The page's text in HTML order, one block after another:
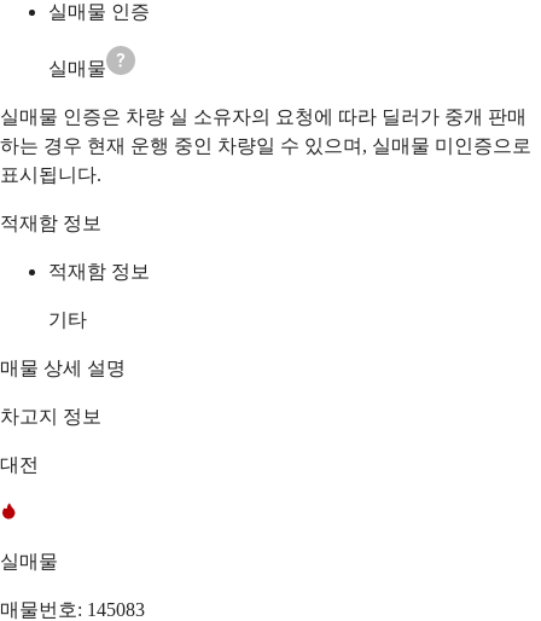
실매물 인증
실매물
실매물 인증은 차량 실 소유자의 요청에 따라 딜러가 중개 판매
하는 경우 현재 운행 중인 차량일 수 있으며, 실매물 미인증으로
표시됩니다.
적재함 정보
적재함 정보
기타
매물 상세 설명
차고지 정보
대전
실매물
매물번호: 145083